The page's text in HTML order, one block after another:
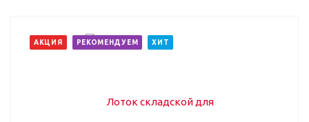
АКЦИЯ РЕКОМЕНДУЕМ ХИТ